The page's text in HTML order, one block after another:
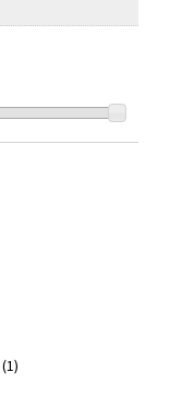
(1)